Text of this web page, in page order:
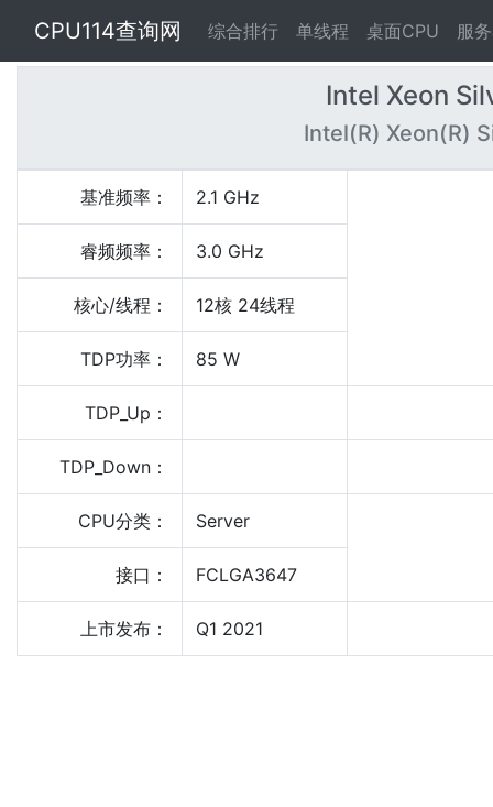
CPU114查询网 综合排行 单线程 桌面CPU 服
Intel Xeon
Intel(R) Xeon(R)
基准频率： 2.1 GHz
睿频频率： 3.0 GHz
核心/线程： 12核 24线程
TDP功率： 85 W
TDP_Up：
TDP_Down：
CPU分类： Server
接口： FCLGA3647
上市发布： Q1 2021